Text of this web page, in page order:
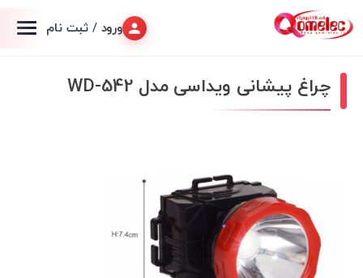
ورود / ثبت نام
چراغ پیشانی ویداسی مدل WD-542